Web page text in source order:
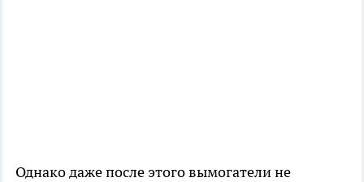
Однако даже после этого вымогатели не